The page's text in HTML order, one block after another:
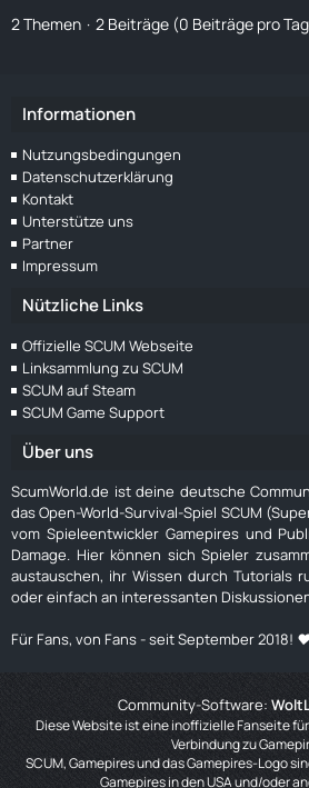
2 Themen 2 Beiträge (0 Beiträge pro
Informationen
Nutzungsbedingungen
Datenschutzerklärung
Kontakt
Unterstütze uns
Partner
Impressum
Nützliche Links
Offizielle SCUM Webseite
Linksammlung zu SCUM
SCUM auf Steam
SCUM Game Support
Über uns
ScumWorld.de ist deine deutsche
das Open-World-Survival-Spiel SCUM
vom Spieleentwickler Gamepires und
Damage. Hier können sich Spieler
austauschen, ihr Wissen durch Tutorials
oder einfach an interessanten
Für Fans, von Fans - seit September 2018!
Community-Software:
Diese Website ist eine inoffizielle Fanseite
Verbindung zu
SCUM, Gamepires und das Gamepires-Logo
Gamepires in den USA und/oder